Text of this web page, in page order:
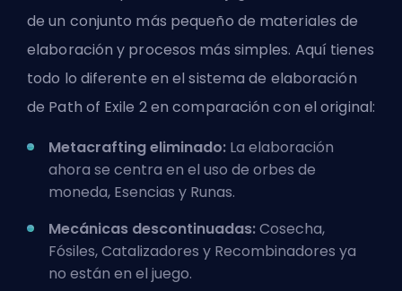
de un conjunto más pequeño de materiales de
elaboración y procesos más simples. Aquí tienes
todo lo diferente en el sistema de elaboración
de Path of Exile 2 en comparación con el original:
Metacrafting eliminado: La elaboración
ahora se centra en el uso de orbes de
moneda, Esencias y Runas.
Mecánicas descontinuadas:Cosecha,
Fósiles, Catalizadores y Recombinadores ya
no están en el juego.